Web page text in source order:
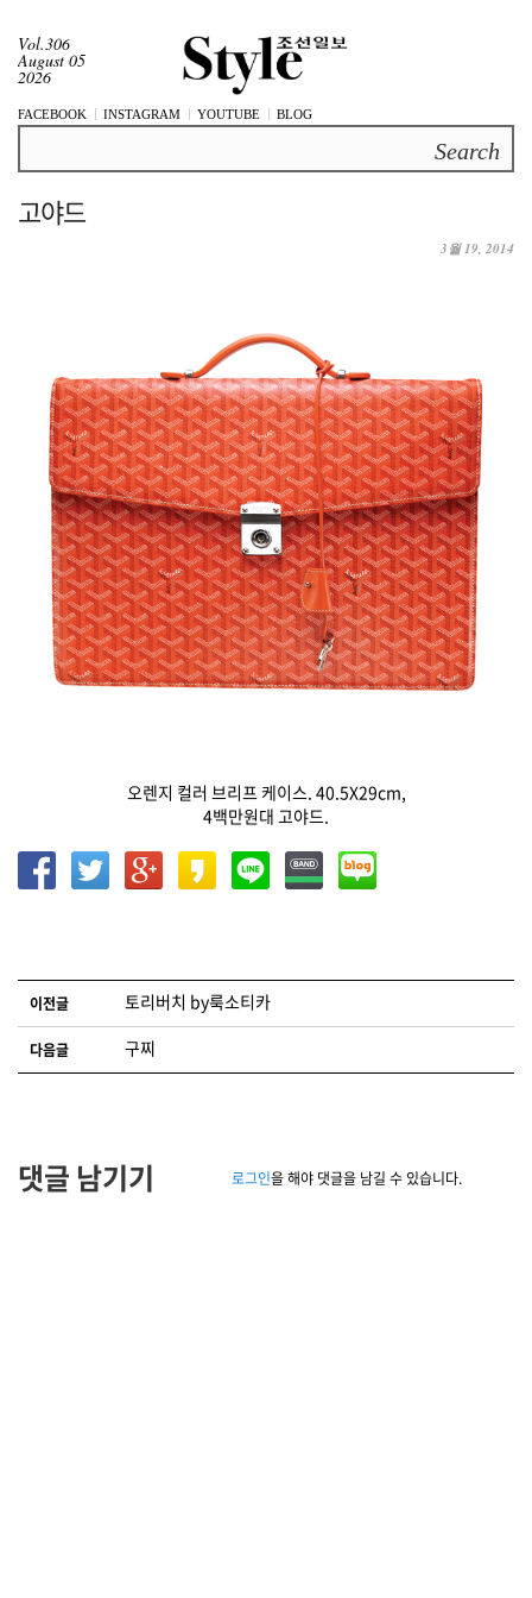
Vol.306
August 05
2026
FACEBOOK INSTAGRAM YOUTUBE BLOG
고야드
3월 19, 2014
오렌지 컬러 브리프 케이스. 40.5X29cm,
4백만원대 고야드.
글 네비게이션
이전글 토리버치 by룩소티카
다음글 구찌
댓글 남기기 로그인을 해야 댓글을 남길 수 있습니다.